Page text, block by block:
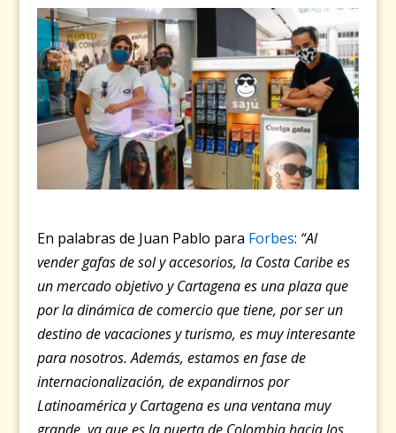
En palabras de Juan Pablo para Forbes: “Al
vender gafas de sol y accesorios, la Costa Caribe es
un mercado objetivo y Cartagena es una plaza que
por la dinámica de comercio que tiene, por ser un
destino de vacaciones y turismo, es muy interesante
para nosotros. Además, estamos en fase de
internacionalización, de expandirnos por
Latinoamérica y Cartagena es una ventana muy
grande, ya que es la puerta de Colombia hacia los